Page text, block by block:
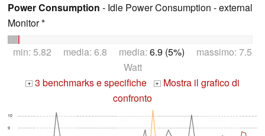
Power Consumption - Idle Power Consumption - external
Monitor *
min: 5.82 media: 6.8 media: 6.9 (5%) massimo: 7.5
Watt
+ 3 benchmarks e specifiche + Mostra il grafico di
confronto
9
10